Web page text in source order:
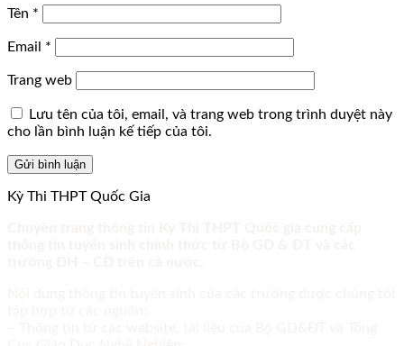
Tên *
Email *
Trang web
Lưu tên của tôi, email, và trang web trong trình duyệt này
cho lần bình luận kế tiếp của tôi.
Kỳ Thi THPT Quốc Gia